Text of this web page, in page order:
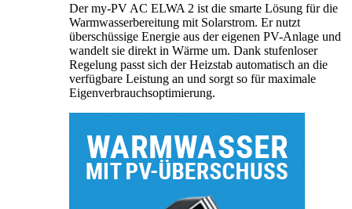
Der my-PV AC ELWA 2 ist die smarte Lösung für die
Warmwasserbereitung mit Solarstrom. Er nutzt
überschüssige Energie aus der eigenen PV-Anlage und
wandelt sie direkt in Wärme um. Dank stufenloser
Regelung passt sich der Heizstab automatisch an die
verfügbare Leistung an und sorgt so für maximale
Eigenverbrauchsoptimierung.